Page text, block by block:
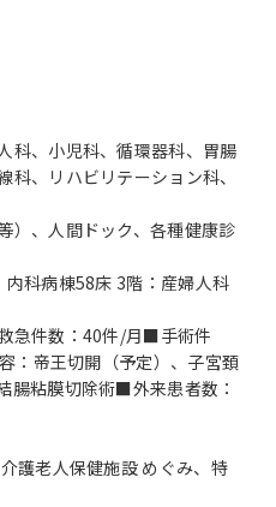
科、小児科、循環器科、胃腸
、リハビリテーション科、
）、人間ドック、各種健康診
内科病棟58床 3階：産婦人科
急件数：40件/月■手術件
：帝王切開（予定）、子宮頚
腸粘膜切除術■外来患者数：
護老人保健施設 めぐみ、特